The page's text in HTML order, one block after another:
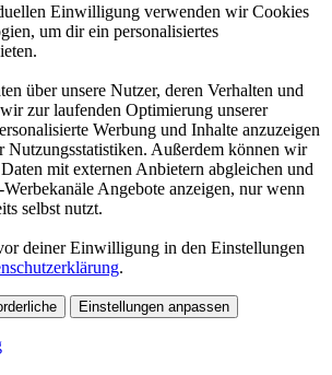
Einwilligung verwenden wir Cookies
um dir ein personalisiertes
über unsere Nutzer, deren Verhalten und
zur laufenden Optimierung unserer
Werbung und Inhalte anzuzeigen
Nutzungsstatistiken. Außerdem können wir
mit externen Anbietern abgleichen und
Angebote anzeigen, nur wenn
selbst nutzt.
deiner Einwilligung in den Einstellungen
.
Einstellungen anpassen